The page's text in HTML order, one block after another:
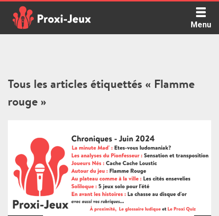
content
Menu
Tous les articles étiquettés « Flamme
rouge »